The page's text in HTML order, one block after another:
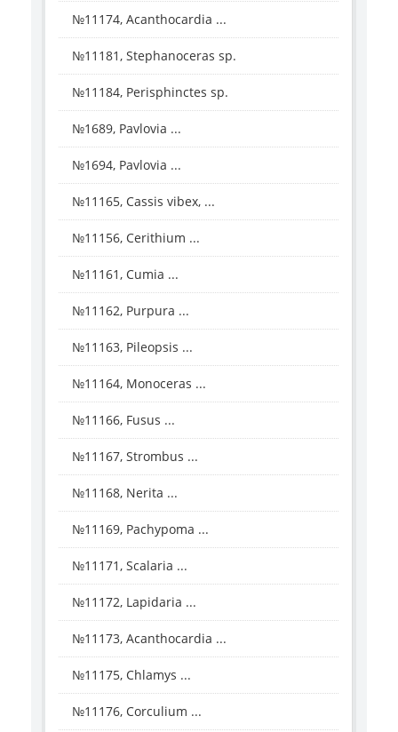
№11174, Acanthocardia ...
№11181, Stephanoceras sp.
№11184, Perisphinctes sp.
№1689, Pavlovia ...
№1694, Pavlovia ...
№11165, Cassis vibex, ...
№11156, Cerithium ...
№11161, Cumia ...
№11162, Purpura ...
№11163, Pileopsis ...
№11164, Monoceras ...
№11166, Fusus ...
№11167, Strombus ...
№11168, Nerita ...
№11169, Pachypoma ...
№11171, Scalaria ...
№11172, Lapidaria ...
№11173, Acanthocardia ...
№11175, Chlamys ...
№11176, Corculium ...